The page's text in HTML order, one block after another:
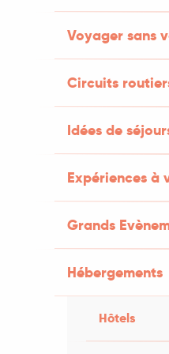
Voyager sans
Circuits
Idées de
Expériences à
Grands
Hébergements
Hôtels
sur votre